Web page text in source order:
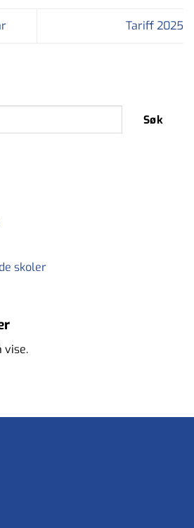
Tariff 2025
Søk
skoler
vise.